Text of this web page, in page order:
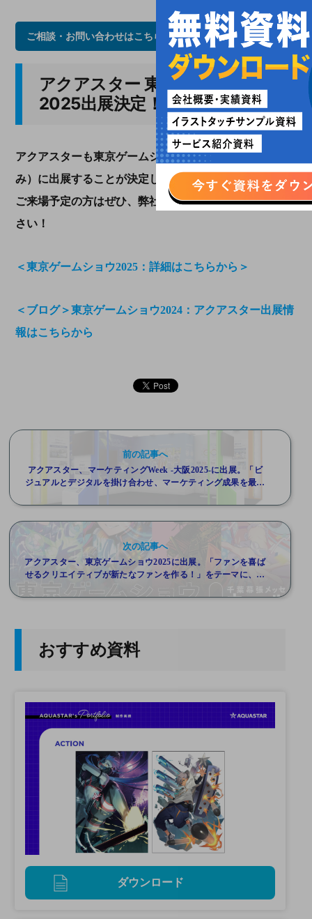
ご相談・お問い合わせはこちらから
アクアスター 東京ゲームショウ
2025出展決定！
アクアスターも東京ゲームショウ2025（ビジネスデイの
み）に出展することが決定しました。
ご来場予定の方はぜひ、弊社ブースまでお立ち寄りくだ
さい！
＜東京ゲームショウ2025：詳細はこちらから＞
＜ブログ＞東京ゲームショウ2024：アクアスター出展情
報はこちらから
前の記事へ
アクアスター、マーケティングWeek -大阪2025-に出展。「ビ
ジュアルとデジタルを掛け合わせ、マーケティング成果を最大
次の記事へ
アクアスター、東京ゲームショウ2025に出展。「ファンを喜ば
せるクリエイティブが新たなファンを作る！」をテーマに、映
像・デジタル・イベント・キャンペーンを総合的に紹介
おすすめ資料
ダウンロード